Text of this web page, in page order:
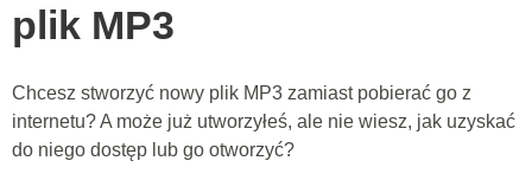
plik MP3
Chcesz stworzyć nowy plik MP3 zamiast pobierać go z
internetu? A może już utworzyłeś, ale nie wiesz, jak uzyskać
do niego dostęp lub go otworzyć?